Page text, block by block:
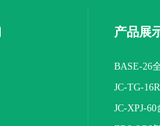
产品展
BASE-26
JC-TG-
JC-XPJ-